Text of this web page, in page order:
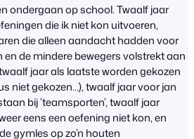
ondergaan op school. Twaalf jaar
die ik niet kon uitvoeren,
die alleen aandacht hadden voor
en de mindere bewegers volstrekt aan
jaar als laatste worden gekozen
niet gekozen…), twaalf jaar voor jan
bij ’teamsporten’, twaalf jaar
eens een oefening niet kon, en
gymles op zo’n houten